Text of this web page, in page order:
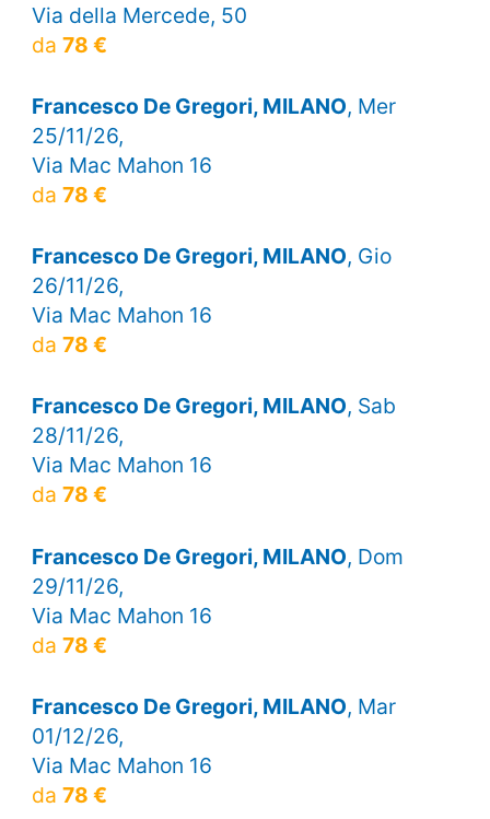
Via della Mercede, 50
da 78 €
Francesco De Gregori, MILANO, Mer
25/11/26,
Via Mac Mahon 16
da 78 €
Francesco De Gregori, MILANO, Gio
26/11/26,
Via Mac Mahon 16
da 78 €
Francesco De Gregori, MILANO, Sab
28/11/26,
Via Mac Mahon 16
da 78 €
Francesco De Gregori, MILANO, Dom
29/11/26,
Via Mac Mahon 16
da 78 €
Francesco De Gregori, MILANO, Mar
01/12/26,
Via Mac Mahon 16
da 78 €